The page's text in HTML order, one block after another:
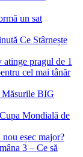
un sat
Ce Stârnește
pragul de 1
cel mai tânăr
Măsurile BIG
Mondială de
eșec major?
3 – Ce să